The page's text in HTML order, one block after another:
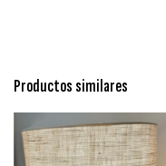
Productos similares